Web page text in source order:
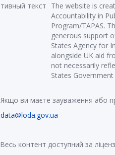
The website is
Accountability in
Program/TAPAS.
generous support
States Agency for
alongside UK aid
not necessarily
States
Якщо ви маєте зауваження або
data@loda.gov.ua
Весь контент доступний за